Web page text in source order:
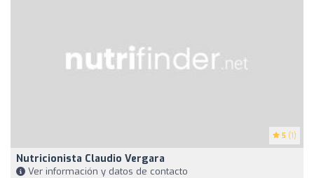
5 (1)
Nutricionista Claudio Vergara
Ver información y datos de contacto